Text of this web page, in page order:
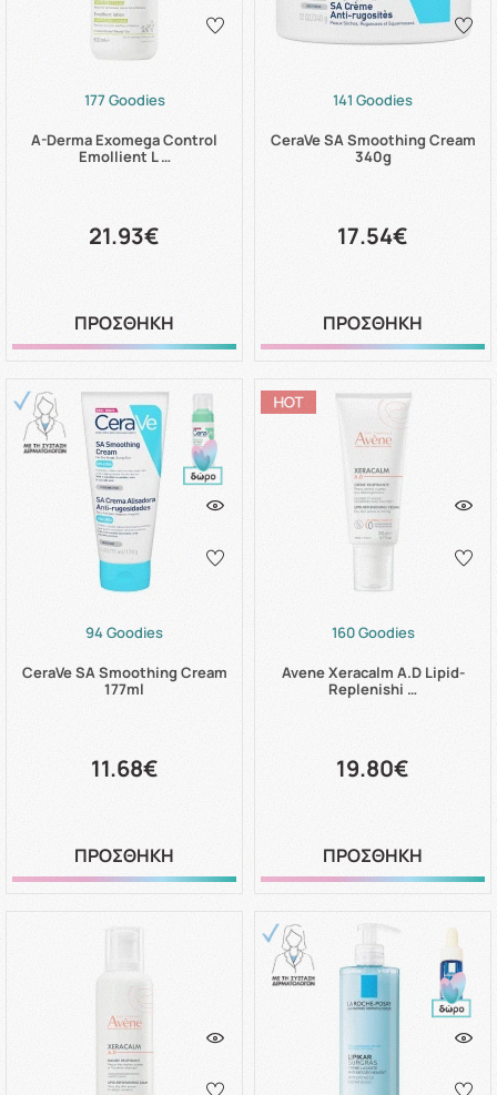
177 Goodies
A-Derma Exomega Control
Emollient L …
21.93€
ΠΡΟΣΘΗΚΗ
141 Goodies
CeraVe SA Smoothing Cream
340g
17.54€
ΠΡΟΣΘΗΚΗ
94 Goodies
CeraVe SA Smoothing Cream
177ml
11.68€
ΠΡΟΣΘΗΚΗ
160 Goodies
Avene Xeracalm A.D Lipid-
Replenishi …
19.80€
ΠΡΟΣΘΗΚΗ